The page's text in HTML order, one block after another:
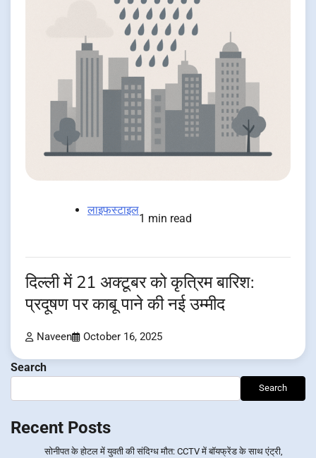
लाइफस्टाइल
1 min read
दिल्ली में 21 अक्टूबर को कृत्रिम बारिश:
प्रदूषण पर काबू पाने की नई उम्मीद
Naveen October 16, 2025
Search
Search
Recent Posts
सोनीपत के होटल में युवती की संदिग्ध मौत: CCTV में बॉयफ्रेंड के साथ एंट्री,